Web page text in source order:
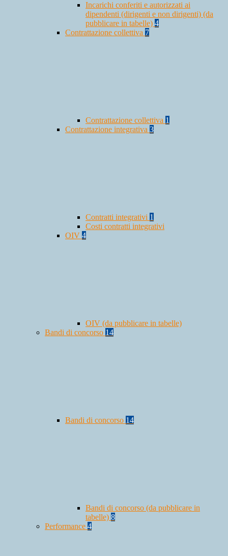
Incarichi conferiti e autorizzati ai
dipendenti (dirigenti e non dirigenti) (da
pubblicare in tabelle) 4
Contrattazione collettiva 7
Contrattazione collettiva 1
Contrattazione integrativa 3
Contratti integrativi 1
Costi contratti integrativi
OIV 4
OIV (da pubblicare in tabelle)
Bandi di concorso 14
Bandi di concorso 14
Bandi di concorso (da pubblicare in
tabelle) 8
Performance 4